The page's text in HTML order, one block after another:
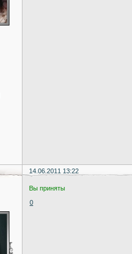
14.06.2011 13:22
Вы приняты
0